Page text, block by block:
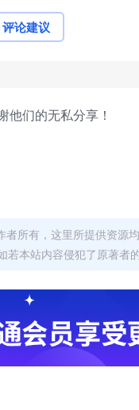
评论建议
他们的无私分享！
所有，这里所提供资源
本站内容侵犯了原著者